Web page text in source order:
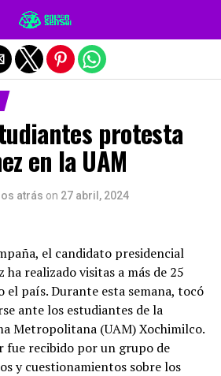
protesta
en la UAM
atrás on 27 abril, 2024
el candidato presidencial
ha realizado visitas a más de 25
el país. Durante esta semana, tocó
ante los estudiantes de la
Metropolitana (UAM) Xochimilco.
fue recibido por un grupo de
y cuestionamientos sobre los
de la versión móvil